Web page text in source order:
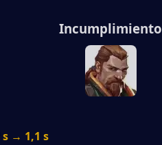
Incumplimiento
s → 1,1 s